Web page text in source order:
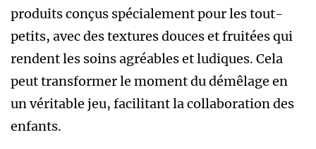
produits conçus spécialement pour les tout-
petits, avec des textures douces et fruitées qui
rendent les soins agréables et ludiques. Cela
peut transformer le moment du démêlage en
un véritable jeu, facilitant la collaboration des
enfants.